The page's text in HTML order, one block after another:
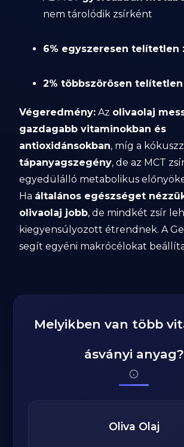
nem tárolódik zsírként
6% egyszeresen telítetlen
2% többszörösen
Végeredmény: Az olivaolaj
gazdagabb vitaminokban és
antioxidánsokban, míg a
tápanyagszegény, de az MCT
egyedülálló metabolikus
Ha általános egészséget
olivaolaj jobb, de mindkét zsír
kiegyensúlyozott étrendnek. A
segít egyéni makrócélokat
Melyikben van több
ásványi anyag?
Oliva Olaj